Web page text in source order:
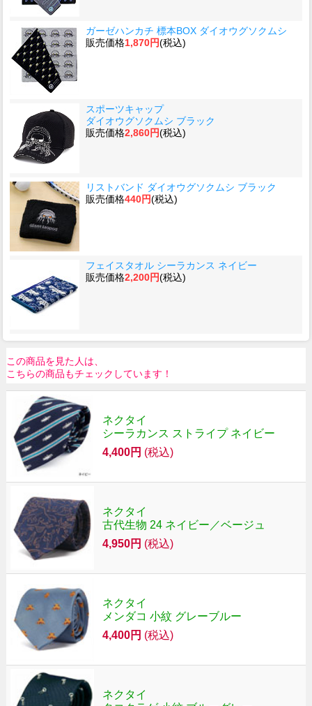
ガーゼハンカチ 標本BOX ダイオウグソクムシ
販売価格1,870円(税込)
スポーツキャップ
ダイオウグソクムシ ブラック
販売価格2,860円(税込)
リストバンド ダイオウグソクムシ ブラック
販売価格440円(税込)
フェイスタオル シーラカンス ネイビー
販売価格2,200円(税込)
この商品を見た人は、
こちらの商品もチェックしています！
ネクタイ
シーラカンス ストライプ ネイビー
4,400円 (税込)
ネクタイ
古代生物 24 ネイビー／ベージュ
4,950円 (税込)
ネクタイ
メンダコ 小紋 グレーブルー
4,400円 (税込)
ネクタイ